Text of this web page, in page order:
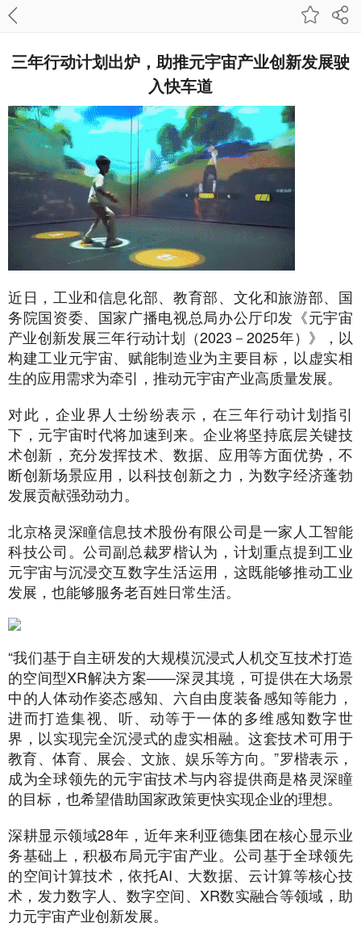
三年行动计划出炉，助推元宇宙产业创新发展驶
入快车道
近日，工业和信息化部、教育部、文化和旅游部、国
务院国资委、国家广播电视总局办公厅印发《元宇宙
产业创新发展三年行动计划（2023－2025年）》，以
构建工业元宇宙、赋能制造业为主要目标，以虚实相
生的应用需求为牵引，推动元宇宙产业高质量发展。
对此，企业界人士纷纷表示，在三年行动计划指引
下，元宇宙时代将加速到来。企业将坚持底层关键技
术创新，充分发挥技术、数据、应用等方面优势，不
断创新场景应用，以科技创新之力，为数字经济蓬勃
发展贡献强劲动力。
北京格灵深瞳信息技术股份有限公司是一家人工智能
科技公司。公司副总裁罗楷认为，计划重点提到工业
元宇宙与沉浸交互数字生活运用，这既能够推动工业
发展，也能够服务老百姓日常生活。
“我们基于自主研发的大规模沉浸式人机交互技术打造
的空间型XR解决方案——深灵其境，可提供在大场景
中的人体动作姿态感知、六自由度装备感知等能力，
进而打造集视、听、动等于一体的多维感知数字世
界，以实现完全沉浸式的虚实相融。这套技术可用于
教育、体育、展会、文旅、娱乐等方向。”罗楷表示，
成为全球领先的元宇宙技术与内容提供商是格灵深瞳
的目标，也希望借助国家政策更快实现企业的理想。
深耕显示领域28年，近年来利亚德集团在核心显示业
务基础上，积极布局元宇宙产业。公司基于全球领先
的空间计算技术，依托AI、大数据、云计算等核心技
术，发力数字人、数字空间、XR数实融合等领域，助
力元宇宙产业创新发展。